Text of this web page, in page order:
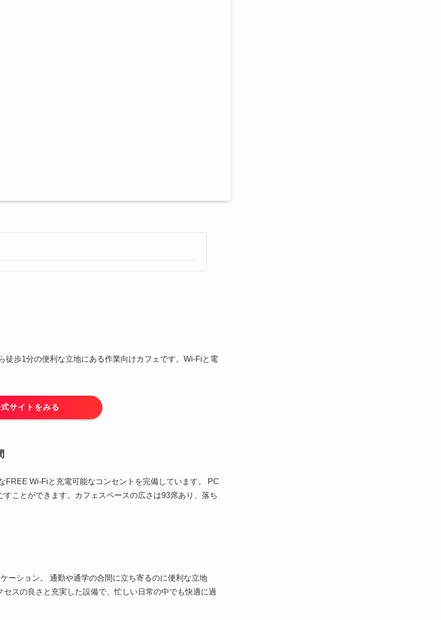
徒歩1分の便利な立地にある作業向けカフェです。Wi-Fiと電
サイトをみる
FREE Wi-Fiと充電可能なコンセントを完備しています。 PC
ことができます。カフェスペースの広さは93席あり、落ち
ーション。 通勤や通学の合間に立ち寄るのに便利な立地
スの良さと充実した設備で、忙しい日常の中でも快適に過